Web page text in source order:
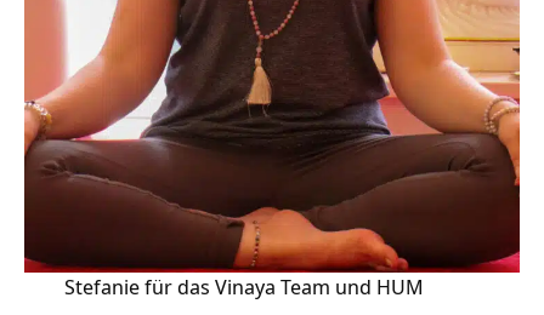
Stefanie für das Vinaya Team und HUM